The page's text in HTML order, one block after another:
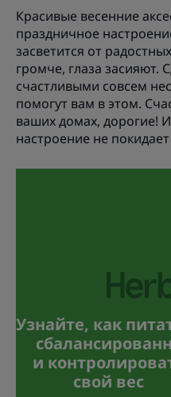
Красивые весенние
праздничное
засветится от
громче, глаза засияют.
счастливыми совсем
помогут вам в этом.
ваших домах, дорогие!
настроение не
Узнайте, как
и
свой вес